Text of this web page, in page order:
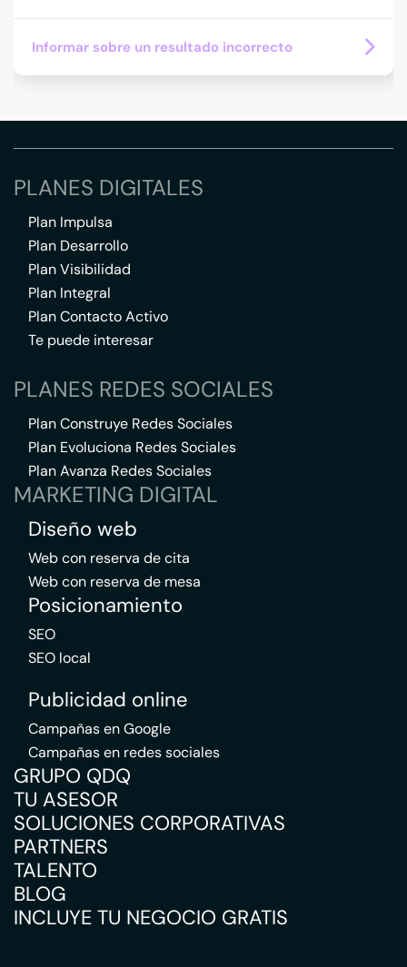
Informar sobre un resultado incorrecto
PLANES DIGITALES
Plan Impulsa
Plan Desarrollo
Plan Visibilidad
Plan Integral
Plan Contacto Activo
Te puede interesar
PLANES REDES SOCIALES
Plan Construye Redes Sociales
Plan Evoluciona Redes Sociales
Plan Avanza Redes Sociales
MARKETING DIGITAL
Diseño web
Web con reserva de cita
Web con reserva de mesa
Posicionamiento
SEO
SEO local
Publicidad online
Campañas en Google
Campañas en redes sociales
GRUPO QDQ
TU ASESOR
SOLUCIONES CORPORATIVAS
PARTNERS
TALENTO
BLOG
INCLUYE TU NEGOCIO GRATIS